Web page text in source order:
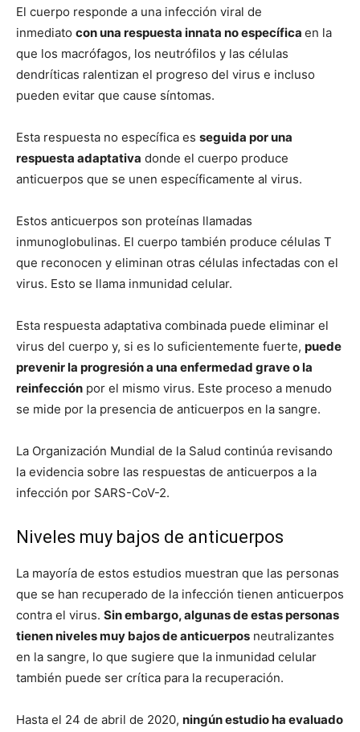
El cuerpo responde a una infección viral de
inmediato con una respuesta innata no específica en la
que los macrófagos, los neutrófilos y las células
dendríticas ralentizan el progreso del virus e incluso
pueden evitar que cause síntomas.
Esta respuesta no específica es seguida por una
respuesta adaptativa donde el cuerpo produce
anticuerpos que se unen específicamente al virus.
Estos anticuerpos son proteínas llamadas
inmunoglobulinas. El cuerpo también produce células T
que reconocen y eliminan otras células infectadas con el
virus. Esto se llama inmunidad celular.
Esta respuesta adaptativa combinada puede eliminar el
virus del cuerpo y, si es lo suficientemente fuerte, puede
prevenir la progresión a una enfermedad grave o la
reinfección por el mismo virus. Este proceso a menudo
se mide por la presencia de anticuerpos en la sangre.
La Organización Mundial de la Salud continúa revisando
la evidencia sobre las respuestas de anticuerpos a la
infección por SARS-CoV-2.
Niveles muy bajos de anticuerpos
La mayoría de estos estudios muestran que las personas
que se han recuperado de la infección tienen anticuerpos
contra el virus. Sin embargo, algunas de estas personas
tienen niveles muy bajos de anticuerpos neutralizantes
en la sangre, lo que sugiere que la inmunidad celular
también puede ser crítica para la recuperación.
Hasta el 24 de abril de 2020, ningún estudio ha evaluado